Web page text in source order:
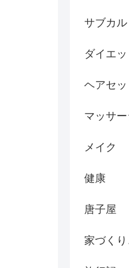
サブカル
ダイエッ
ヘアセッ
マッサー
メイク
健康
唐子屋
家づく